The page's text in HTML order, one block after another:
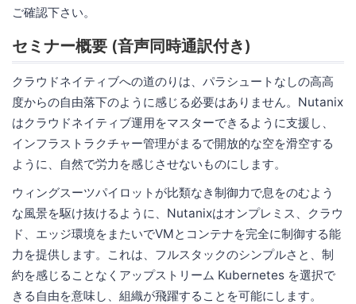
ご確認下さい。
セミナー概要 (音声同時通訳付き)
クラウドネイティブへの道のりは、パラシュートなしの高高
度からの自由落下のように感じる必要はありません。Nutanix
はクラウドネイティブ運用をマスターできるように支援し、
インフラストラクチャー管理がまるで開放的な空を滑空する
ように、自然で労力を感じさせないものにします。
ウィングスーツパイロットが比類なき制御力で息をのむよう
な風景を駆け抜けるように、Nutanixはオンプレミス、クラウ
ド、エッジ環境をまたいでVMとコンテナを完全に制御する能
力を提供します。これは、フルスタックのシンプルさと、制
約を感じることなくアップストリーム Kubernetes を選択で
きる自由を意味し、組織が飛躍することを可能にします。